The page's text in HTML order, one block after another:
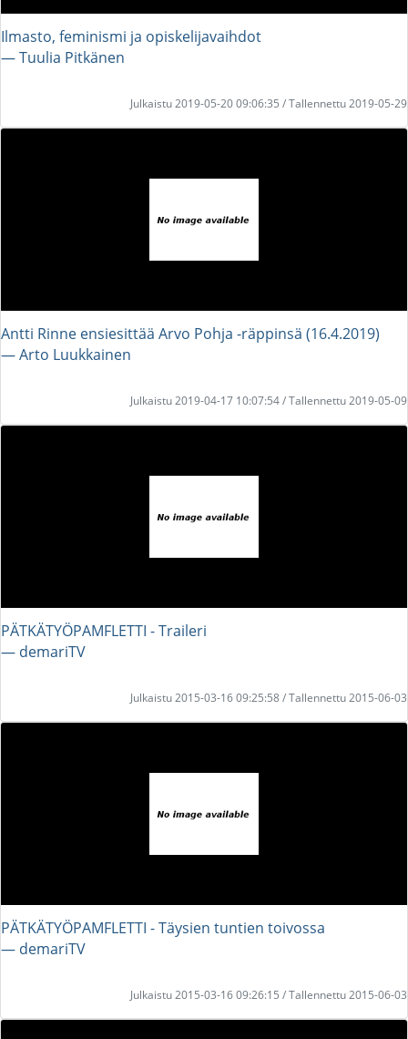
Ilmasto, feminismi ja opiskelijavaihdot
― Tuulia Pitkänen
Julkaistu 2019-05-20 09:06:35 / Tallennettu 2019-05-29
Antti Rinne ensiesittää Arvo Pohja -räppinsä (16.4.2019)
― Arto Luukkainen
Julkaistu 2019-04-17 10:07:54 / Tallennettu 2019-05-09
PÄTKÄTYÖPAMFLETTI - Traileri
― demariTV
Julkaistu 2015-03-16 09:25:58 / Tallennettu 2015-06-03
PÄTKÄTYÖPAMFLETTI - Täysien tuntien toivossa
― demariTV
Julkaistu 2015-03-16 09:26:15 / Tallennettu 2015-06-03